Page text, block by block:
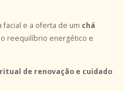
facial e a oferta de um chá
reequilíbrio energético e
ritual de renovação e cuidado